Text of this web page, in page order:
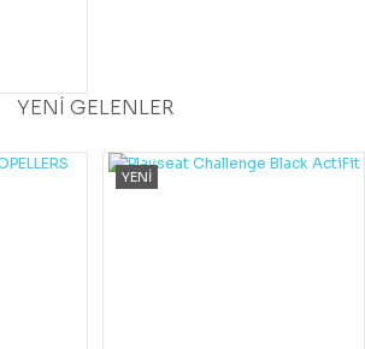
YENİ GELENLER
YENİ